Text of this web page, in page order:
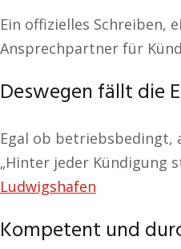
Ein offizielles Schreiben,
Ansprechpartner für
Deswegen fällt die
Egal ob
„Hinter jeder Kündigung
Ludwigshafen
Kompetent und